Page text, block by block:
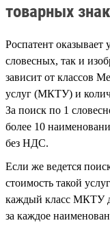
товарных
Роспатент оказывает
словесных, так и
зависит от классов
услуг (МКТУ) и
За поиск по 1
более 10
без НДС.
Если же ведется
стоимость такой
каждый класс МКТУ
за каждое